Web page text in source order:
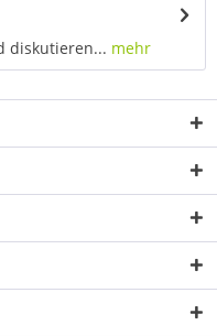
diskutieren... mehr